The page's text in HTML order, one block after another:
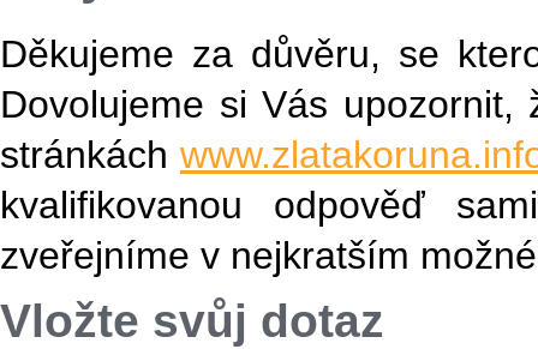
Děkujeme za důvěru, se
Dovolujeme si Vás
stránkách
kvalifikovanou odpověď
zveřejníme v nejkratším
Vložte svůj dotaz